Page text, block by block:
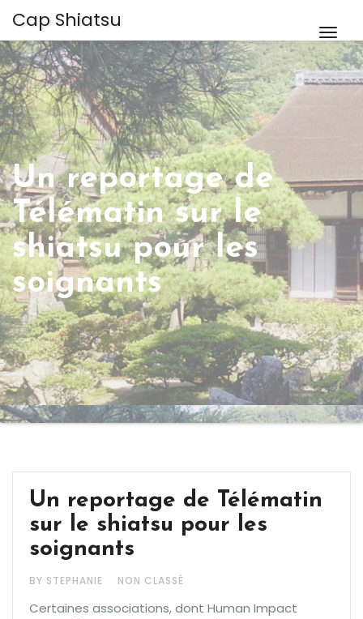
Cap Shiatsu
Un reportage de
Télématin sur le
shiatsu pour les
soignants
Un reportage de Télématin
sur le shiatsu pour les
soignants
BY STEPHANIE NON CLASSÉ
Certaines associations, dont Human Impact